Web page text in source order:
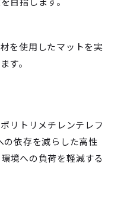
を使用したマットを実
す。
リトリメチレンテレフ
依存を減らした高性
境への負荷を軽減する